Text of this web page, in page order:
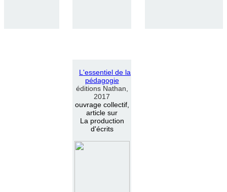
L'essentiel de la
pédagogie
éditions Nathan,
2017
ouvrage collectif,
article sur
La production
d'écrits